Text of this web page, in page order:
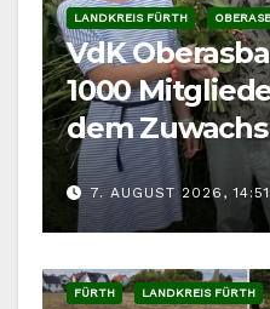
LANDKREIS FÜRTH
VdK
1000
dem
7. AUGUST 2026,
FÜRTH LANDKREIS FÜRTH